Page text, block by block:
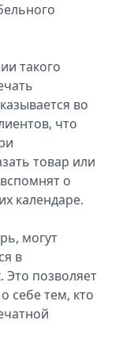
такого
во
что
товар или
о
календаре.
могут
в
Это позволяет
себе тем, кто